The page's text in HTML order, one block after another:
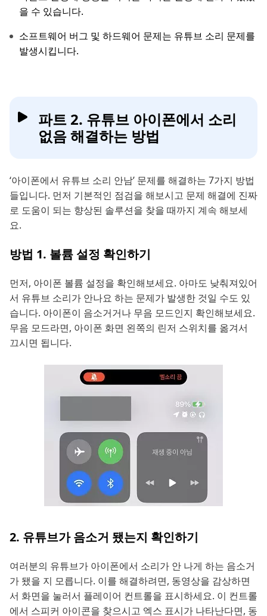
을 수 있습니다.
소프트웨어 버그 및 하드웨어 문제는 유튜브 소리 문제를
발생시킵니다.
파트 2. 유튜브 아이폰에서 소리
없음 해결하는 방법
‘아이폰에서 유튜브 소리 안남’ 문제를 해결하는 7가지 방법
들입니다. 먼저 기본적인 점검을 해보시고 문제 해결에 진짜
로 도움이 되는 향상된 솔루션을 찾을 때까지 계속 해보세
요.
방법 1. 볼륨 설정 확인하기
먼저, 아이폰 볼륨 설정을 확인해보세요. 아마도 낮춰져있어
서 유튜브 소리가 안나요 하는 문제가 발생한 것일 수도 있
습니다. 아이폰이 음소거거나 무음 모드인지 확인해보세요.
무음 모드라면, 아이폰 화면 왼쪽의 린저 스위치를 옮겨서
끄시면 됩니다.
2. 유튜브가 음소거 됐는지 확인하기
여러분의 유튜브가 아이폰에서 소리가 안 나게 하는 음소거
가 됐을 지 모릅니다. 이를 해결하려면, 동영상을 감상하면
서 화면을 눌러서 플레이어 컨트롤을 표시하세요. 이 컨트롤
에서 스피커 아이콘을 찾으시고 엑스 표시가 나타난다면, 동